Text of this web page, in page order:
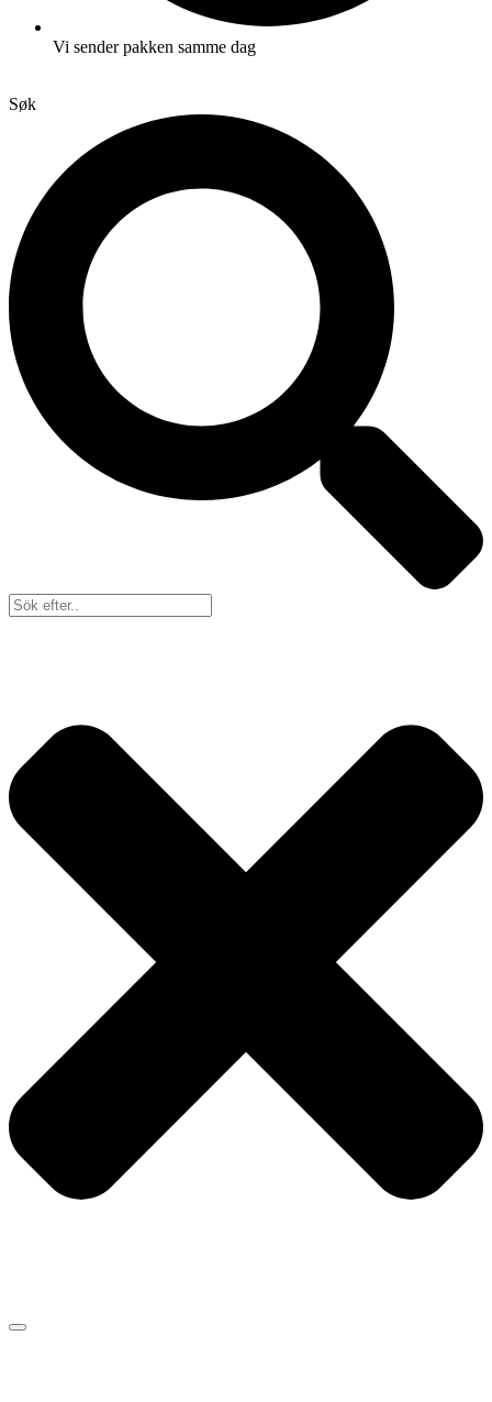
Vi sender pakken samme dag
Søk